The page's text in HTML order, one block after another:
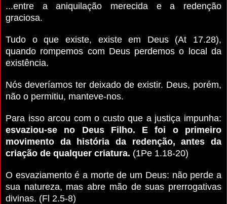
...entre a aniquilação merecida e a redenção
graciosa.
Tudo o que existe, existe em Deus (At 17.28),
quando rompemos com Deus perdemos o local da
existência.
Nós deveríamos ter deixado de existir. Deus, porém,
não o permitiu, manteve-nos.
Para isso arcou com o custo que a justiça impunha:
esvaziou-se no Deus Filho. E foi o primeiro
movimento da história da redenção, antes da
criação de qualquer criatura. (1Pe 1.18-20)
O esvaziamento é a morte de um Deus: não perde a
sua natureza, mas abre mão de suas prerrogativas
divinas. (Fl 2.5-8)